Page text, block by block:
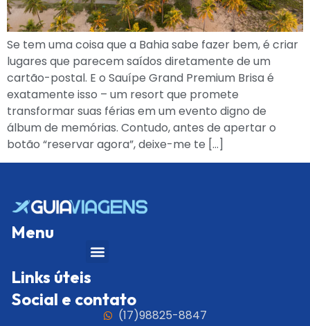
Se tem uma coisa que a Bahia sabe fazer bem, é criar
lugares que parecem saídos diretamente de um
cartão-postal. E o Sauípe Grand Premium Brisa é
exatamente isso – um resort que promete
transformar suas férias em um evento digno de
álbum de memórias. Contudo, antes de apertar o
botão “reservar agora”, deixe-me te […]
Menu
Links úteis
Social e contato
(17)98825-8847